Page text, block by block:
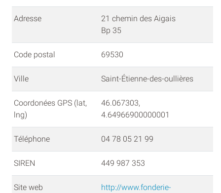
Adresse
21 chemin des Aigais
Bp 35
Code postal 69530
Ville Saint-Étienne-des-oullières
Coordonées GPS (lat,
lng)
46.067303,
4.64966900000001
Téléphone 04 78 05 21 99
SIREN 449 987 353
Site web
http://www.fonderie-